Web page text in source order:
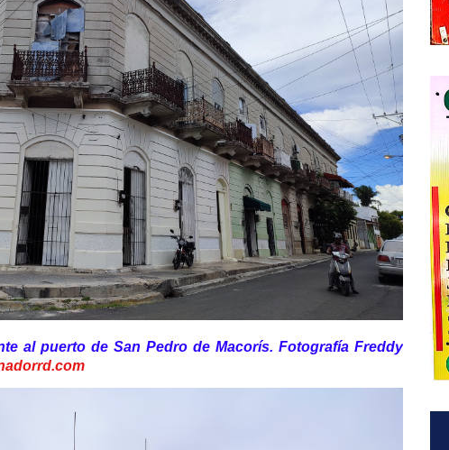
al puerto de San Pedro de Macorís. Fotografía Freddy